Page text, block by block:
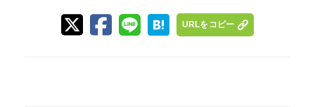
URLをコピー